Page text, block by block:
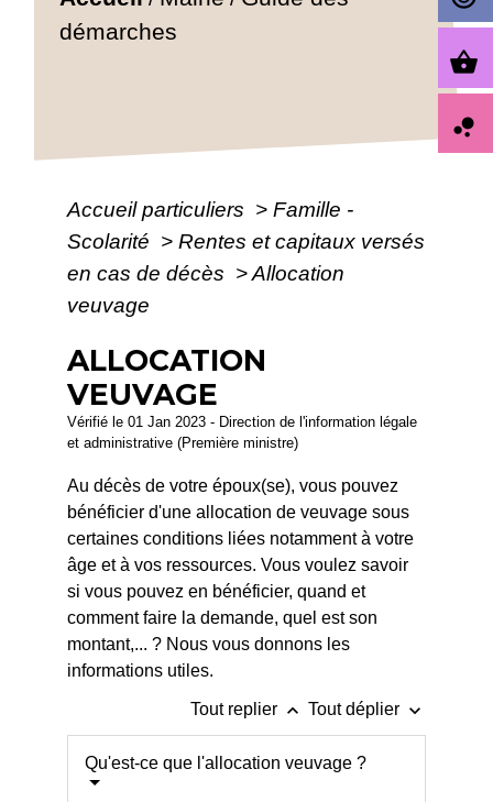
démarches
Accueil particuliers > Famille -
Scolarité > Rentes et capitaux versés
en cas de décès >Allocation
veuvage
ALLOCATION
VEUVAGE
Vérifié le 01 Jan 2023 - Direction de l'information légale
et administrative (Première ministre)
Au décès de votre époux(se), vous pouvez
bénéficier d'une allocation de veuvage sous
certaines conditions liées notamment à votre
âge et à vos ressources. Vous voulez savoir
si vous pouvez en bénéficier, quand et
comment faire la demande, quel est son
montant,... ? Nous vous donnons les
informations utiles.
Tout replier keyboard_arrow_up Tout déplier keyboard_arrow_down
Qu'est-ce que l'allocation veuvage ?
shopping_basket
bubble_chart